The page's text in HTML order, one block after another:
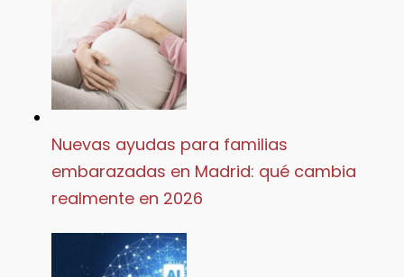
Nuevas ayudas para familias
embarazadas en Madrid: qué cambia
realmente en 2026